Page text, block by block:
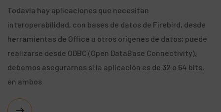
Todavía hay aplicaciones que necesitan
interoperabilidad, con bases de datos de Firebird, desde
herramientas de Office u otros orígenes de datos; puede
realizarse desde ODBC (Open DataBase Connectivity),
debemos asegurarnos si la aplicación es de 32 o 64 bits,
en ambos